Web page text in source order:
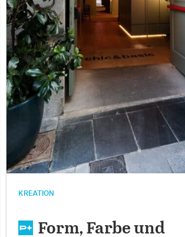
KREATION
Form, Farbe und